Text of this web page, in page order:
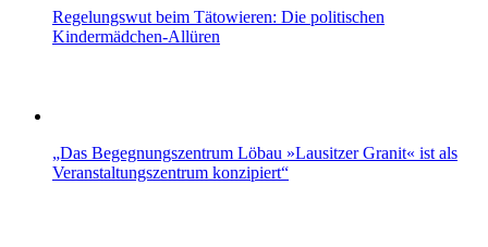
Regelungswut beim Tätowieren: Die politischen
Kindermädchen-Allüren
„Das Be­geg­nungs­zen­trum Lö­bau »Lau­sit­zer Gra­nit« ist als
Ver­an­stal­tungs­zen­trum kon­zi­piert“